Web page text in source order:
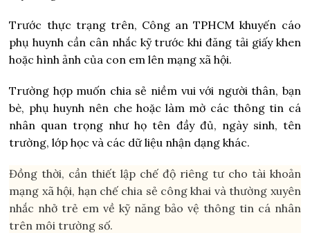
Trước thực trạng trên, Công an TPHCM khuyến cáo
phụ huynh cần cân nhắc kỹ trước khi đăng tải giấy khen
hoặc hình ảnh của con em lên mạng xã hội.
Trường hợp muốn chia sẻ niềm vui với người thân, bạn
bè, phụ huynh nên che hoặc làm mờ các thông tin cá
nhân quan trọng như họ tên đầy đủ, ngày sinh, tên
trường, lớp học và các dữ liệu nhận dạng khác.
Đồng thời, cần thiết lập chế độ riêng tư cho tài khoản
mạng xã hội, hạn chế chia sẻ công khai và thường xuyên
nhắc nhở trẻ em về kỹ năng bảo vệ thông tin cá nhân
trên môi trường số.